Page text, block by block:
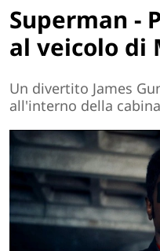
Superman -
al veicolo di
Un divertito James
all'interno della cabina